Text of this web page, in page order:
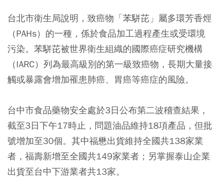
台北市衛生局說明，致癌物「苯駢芘」屬多環芳香烴
（PAHs）的一種，係於食品加工過程產生或受環境
污染。苯駢芘被世界衛生組織的國際癌症研究機構
（IARC）列為最高級別的第一級致癌物，長期大量接
觸或暴露會增加罹患肺癌、胃癌等癌症的風險。
台中市食品藥物安全處於3日公布第二波稽查結果，
截至3日下午17時止，問題油品維持18項產品，但批
號增加至30個。其中福懋出貨維持全國共138家業
者，福壽新增至全國共149家業者；另掌握泰山企業
出貨至台中下游業者共13家。